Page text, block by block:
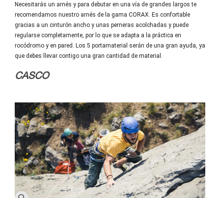
Necesitarás un arnés y para debutar en una vía de grandes largos te
recomendamos nuestro arnés de la gama CORAX. Es confortable
gracias a un cinturón ancho y unas perneras acolchadas y puede
regularse completamente, por lo que se adapta a la práctica en
rocódromo y en pared. Los 5 portamaterial serán de una gran ayuda, ya
que debes llevar contigo una gran cantidad de material.
CASCO